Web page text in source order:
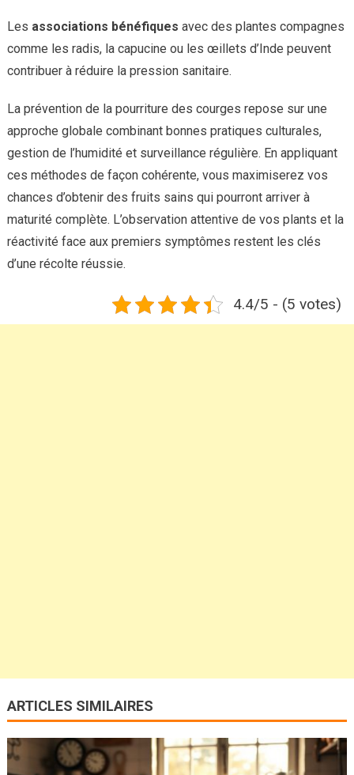
Les associations bénéfiques avec des plantes compagnes
comme les radis, la capucine ou les œillets d’Inde peuvent
contribuer à réduire la pression sanitaire.
La prévention de la pourriture des courges repose sur une
approche globale combinant bonnes pratiques culturales,
gestion de l’humidité et surveillance régulière. En appliquant
ces méthodes de façon cohérente, vous maximiserez vos
chances d’obtenir des fruits sains qui pourront arriver à
maturité complète. L’observation attentive de vos plants et la
réactivité face aux premiers symptômes restent les clés
d’une récolte réussie.
4.4/5 - (5 votes)
ARTICLES SIMILAIRES